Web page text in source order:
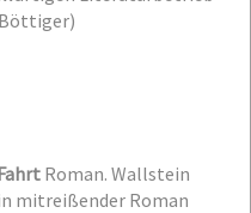
Roman. Wallstein
mitreißender Roman